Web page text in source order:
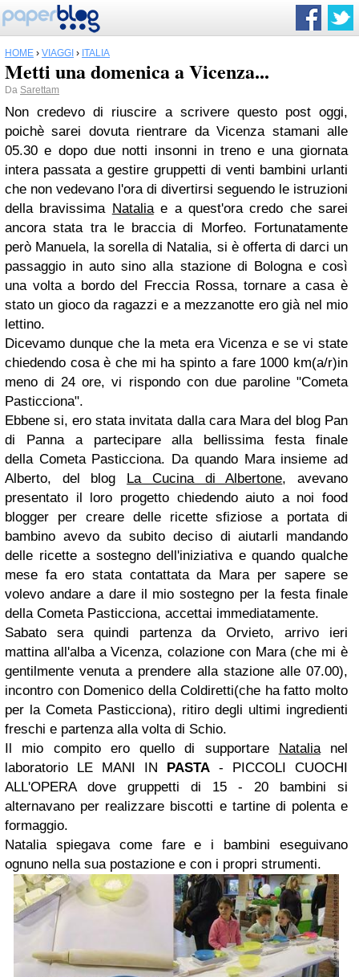
HOME › VIAGGI › ITALIA
Metti una domenica a Vicenza...
Da Sarettam
Non credevo di riuscire a scrivere questo post oggi,
poichè sarei dovuta rientrare da Vicenza stamani alle
05.30 e dopo due notti insonni in treno e una giornata
intera passata a gestire gruppetti di venti bambini urlanti
che non vedevano l'ora di divertirsi seguendo le istruzioni
della bravissima Nataliae a quest'ora credo che sarei
ancora stata tra le braccia di Morfeo. Fortunatamente
però Manuela, la sorella di Natalia, si è offerta di darci un
passaggio in auto sino alla stazione di Bologna e così
una volta a bordo del Freccia Rossa, tornare a casa è
stato un gioco da ragazzi e a mezzanotte ero già nel mio
lettino.
Dicevamo dunque che la meta era Vicenza e se vi state
chiedendo cosa è che mi ha spinto a fare 1000 km(a/r)in
meno di 24 ore, vi rispondo con due paroline "Cometa
Pasticciona".
Ebbene si, ero stata invitata dalla cara Mara del blog Pan
di Panna a partecipare alla bellissima festa finale
della Cometa Pasticciona. Da quando Mara insieme ad
Alberto, del blog La Cucina di Albertone, avevano
presentato il loro progetto chiedendo aiuto a noi food
blogger per creare delle ricette sfiziose a portata di
bambino avevo da subito deciso di aiutarli mandando
delle ricette a sostegno dell'iniziativa e quando qualche
mese fa ero stata contattata da Mara per sapere se
volevo andare a dare il mio sostegno per la festa finale
della Cometa Pasticciona, accettai immediatamente.
Sabato sera quindi partenza da Orvieto, arrivo ieri
mattina all'alba a Vicenza, colazione con Mara (che mi è
gentilmente venuta a prendere alla stazione alle 07.00),
incontro con Domenico della Coldiretti(che ha fatto molto
per la Cometa Pasticciona), ritiro degli ultimi ingredienti
freschi e partenza alla volta di Schio.
Il mio compito ero quello di supportare Natalianel
laboratorio LE MANI IN PASTA - PICCOLI CUOCHI
ALL'OPERA dove gruppetti di 15 - 20 bambini si
alternavano per realizzare biscotti e tartine di polenta e
formaggio.
Natalia spiegava come fare e i bambini eseguivano
ognuno nella sua postazione e con i propri strumenti.